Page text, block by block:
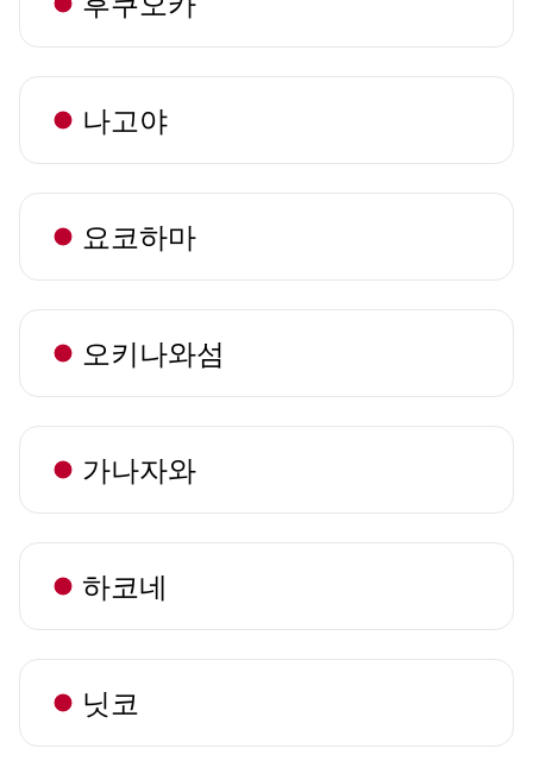
나고야
요코하마
오키나와섬
가나자와
하코네
닛코